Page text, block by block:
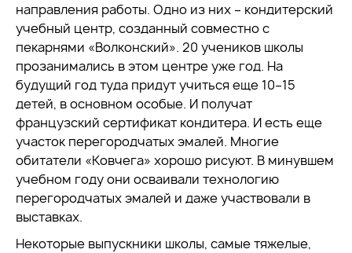
направления работы. Одно из них – кондитерский
учебный центр, созданный совместно с
пекарнями «Волконский». 20 учеников школы
прозанимались в этом центре уже год. На
будущий год туда придут учиться еще 10–15
детей, в основном особые. И получат
французский сертификат кондитера. И есть еще
участок перегородчатых эмалей. Многие
обитатели «Ковчега» хорошо рисуют. В минувшем
учебном году они осваивали технологию
перегородчатых эмалей и даже участвовали в
выставках.
Некоторые выпускники школы, самые тяжелые,